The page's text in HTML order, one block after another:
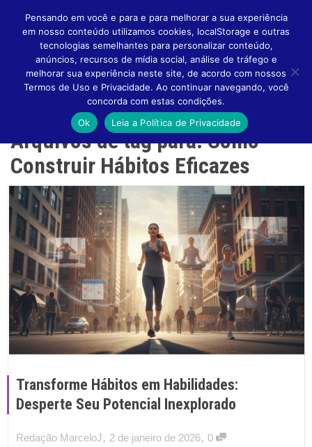
Arquivos de tag para: Como
Construir Hábitos Eficazes
Transforme Hábitos em Habilidades:
Desperte Seu Potencial Inexplorado
Redação MarceloJ, 2 de janeiro de 2026, 0
Pensando em você e para e para melhorar a sua experiência
em nosso conteúdo utilizamos cookies, localStorage e outras
tecnologias semelhantes para personalizar conteúdo,
anúncios, recursos de mídia social, análise de tráfego e
melhorar sua experiência neste site, de acordo com nossos
Termos de Uso e Privacidade. Ao continuar navegando, você
concorda com estas condições.
Ok
Leia a Política de Privacidade